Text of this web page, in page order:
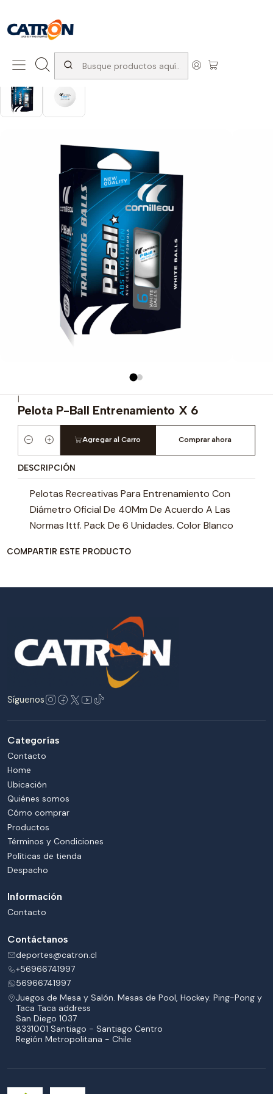
Inicio Productos
|
Pelota P-Ball Entrenamiento X 6
Cantidad
Agregar al Carro Comprar ahora
DESCRIPCIÓN
Pelotas Recreativas Para Entrenamiento Con
Diámetro Oficial De 40Mm De Acuerdo A Las
Normas Ittf. Pack De 6 Unidades. Color Blanco
COMPARTIR ESTE PRODUCTO
Síguenos
Categorías
Contacto
Home
Ubicación
Quiénes somos
Cómo comprar
Productos
Términos y Condiciones
Políticas de tienda
Despacho
Información
Contacto
Contáctanos
deportes@catron.cl
+56966741997
56966741997
Juegos de Mesa y Salón. Mesas de Pool, Hockey. Ping-Pong y
Taca Taca address
San Diego 1037
8331001 Santiago - Santiago Centro
Región Metropolitana - Chile